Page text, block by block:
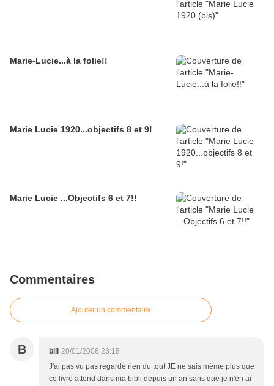
Marie-Lucie...à la folie!!
Marie Lucie 1920...objectifs 8 et 9!
Marie Lucie ...Objectifs 6 et 7!!
Commentaires
Ajouter un commentaire
B bill
20/01/2008 23:18
J'ai pas vu pas regardé rien du tout JE ne sais même plus que
ce livre attend dans ma bibli depuis un an sans que je n'en ai